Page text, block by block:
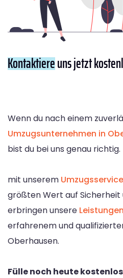
Kontaktiereuns jetzt
Wenn du nach einem
Umzugsunternehmen in
bist du bei uns genau richtig.
mit unserem
größten Wert auf Sicherheit
erbringen unsere Leistungen
erfahrenem und
Oberhausen.
Fülle noch heute